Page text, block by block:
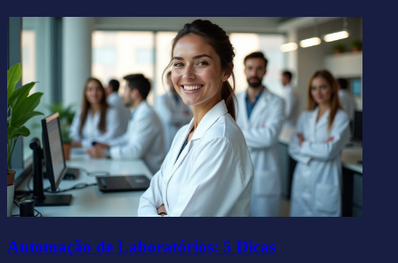
Automação de Laboratórios: 5 Dicas